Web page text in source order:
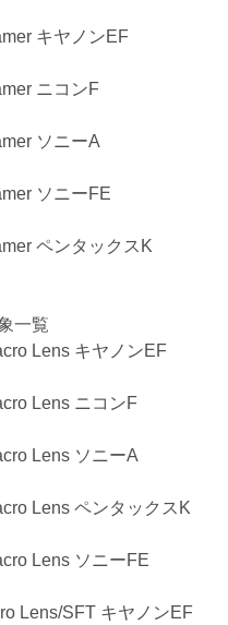
キヤノンEF
ニコンF
ソニーA
ソニーFE
ペンタックスK
一覧
Lens キヤノンEF
Lens ニコンF
Lens ソニーA
Lens ペンタックスK
Lens ソニーFE
Lens/SFT キヤノンEF